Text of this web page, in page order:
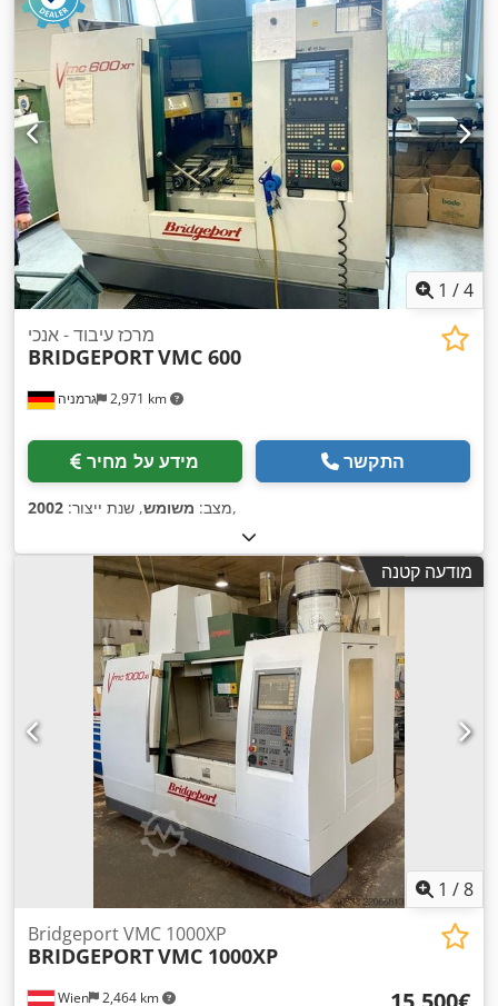
1 /4
גרמניה 2,971 km
מרכז עיבוד - אנכי
BRIDGEPORTVMC 600
מידע על מחיר התקשר
מצב: משומש, שנת ייצור: 2002 ,
מודעה קטנה
1 /8
Wien 2,464 km
Bridgeport VMC 1000XP
BRIDGEPORTVMC 1000XP